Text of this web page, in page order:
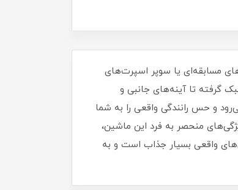
مسابقه‌ای یا سوپر اسپرت‌های
گرفته تا آینه‌های جانبی و
و حس رانندگی واقعی را به شما
منحصر به فرد این ماشین،
واقعی بسیار جذاب است و به